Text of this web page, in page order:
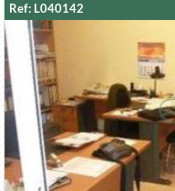
Ref: L040142